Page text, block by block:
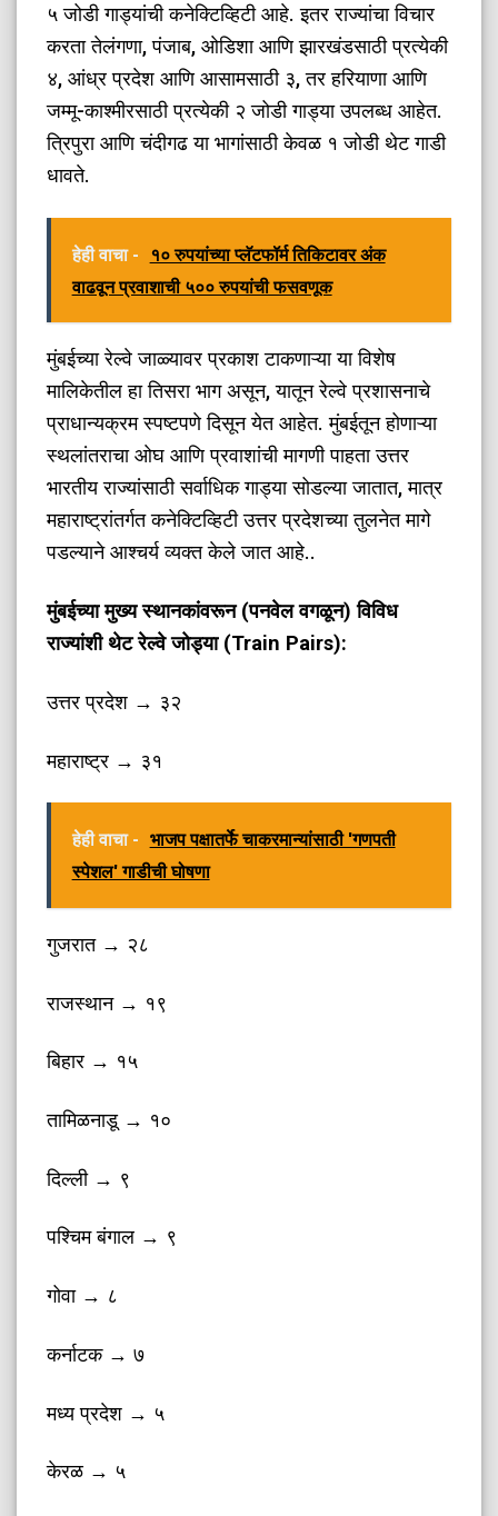
५ जोडी गाड्यांची कनेक्टिव्हिटी आहे. इतर राज्यांचा विचार
करता तेलंगणा, पंजाब, ओडिशा आणि झारखंडसाठी प्रत्येकी
४, आंध्र प्रदेश आणि आसामसाठी ३, तर हरियाणा आणि
जम्मू-काश्मीरसाठी प्रत्येकी २ जोडी गाड्या उपलब्ध आहेत.
त्रिपुरा आणि चंदीगढ या भागांसाठी केवळ १ जोडी थेट गाडी
धावते.
हेही वाचा -
१० रुपयांच्या प्लॅटफॉर्म तिकिटावर अंक
वाढवून प्रवाशाची ५०० रुपयांची फसवणूक
​मुंबईच्या रेल्वे जाळ्यावर प्रकाश टाकणाऱ्या या विशेष
मालिकेतील हा तिसरा भाग असून, यातून रेल्वे प्रशासनाचे
प्राधान्यक्रम स्पष्टपणे दिसून येत आहेत. मुंबईतून होणाऱ्या
स्थलांतराचा ओघ आणि प्रवाशांची मागणी पाहता उत्तर
भारतीय राज्यांसाठी सर्वाधिक गाड्या सोडल्या जातात, मात्र
महाराष्ट्रांतर्गत कनेक्टिव्हिटी उत्तर प्रदेशच्या तुलनेत मागे
पडल्याने आश्चर्य व्यक्त केले जात आहे..
मुंबईच्या मुख्य स्थानकांवरून (पनवेल वगळून) विविध
राज्यांशी थेट रेल्वे जोड्या (Train Pairs):
उत्तर प्रदेश → ३२
महाराष्ट्र → ३१
हेही वाचा - भाजप पक्षातर्फे चाकरमान्यांसाठी 'गणपती
स्पेशल' गाडीची घोषणा
गुजरात → २८
राजस्थान → १९
बिहार → १५
तामिळनाडू → १०
दिल्ली → ९
पश्चिम बंगाल → ९
गोवा → ८
कर्नाटक → ७
मध्य प्रदेश → ५
केरळ → ५